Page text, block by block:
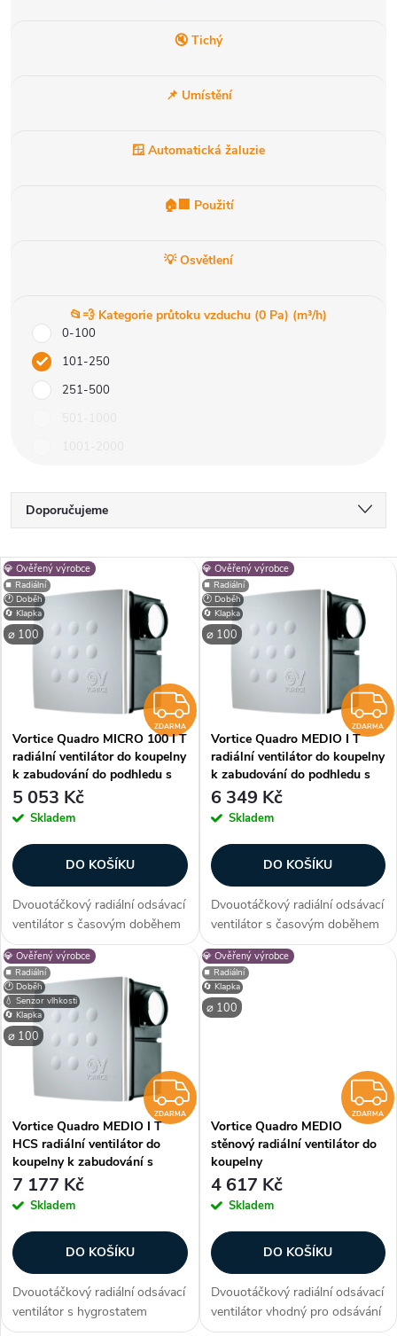
🔇 Tichý
📌 Umístění
🪟 Automatická žaluzie
🏠🏢 Použití
💡 Osvětlení
📂💨 Kategorie průtoku vzduchu (0 Pa) (m³/h)
0-100
101-250
251-500
Ř
a
z
e
í
p
r
o
d
u
k
t
Doporučujeme
Nejdražší
Nejprodávanější
Abecedně
V
ý
s
p
r
o
d
u
k
ů
🕐 Doběh
⌀ 100
💎 Ověřený výrobce
⏹️ Radiální
🔄 Klapka
ZDARMA
ZDARMA
Vortice Quadro MICRO 100 I T
radiální ventilátor do koupelny
k zabudování do podhledu s
doběhem
5 053 Kč
Skladem
DO KOŠÍKU
Dvouotáčkový radiální odsávací
ventilátor s časovým doběhem
3 až 20 minut na zabudování
do zdi nebo stropu (podhledu)
vhodný pro odsávání menších a
středních místností v bytech,...
🕐 Doběh
⌀ 100
💎 Ověřený výrobce
⏹️ Radiální
🔄 Klapka
ZDARMA
Vortice Quadro MEDIO I T
radiální ventilátor do koupelny
k zabudování do podhledu s
doběhem
6 349 Kč
Skladem
DO KOŠÍKU
Dvouotáčkový radiální odsávací
ventilátor s časovým doběhem
3 až 20 minut na zabudování
do zdi nebo stropu (podhledu)
vhodný pro odsávání středních
a velkých místností v bytech,...
🕐 Doběh
💧 Senzor vlhkosti
⌀ 100
💎 Ověřený výrobce
⏹️ Radiální
🔄 Klapka
ZDARMA
ZDARMA
Vortice Quadro MEDIO I T
HCS radiální ventilátor do
koupelny k zabudování s
hygrostatem
7 177 Kč
Skladem
DO KOŠÍKU
Dvouotáčkový radiální odsávací
ventilátor s hygrostatem
(čidlem vlhkosti) a časovým
⌀ 100
💎 Ověřený výrobce
⏹️ Radiální
🔄 Klapka
ZDARMA
Vortice Quadro MEDIO
stěnový radiální ventilátor do
koupelny
4 617 Kč
Skladem
DO KOŠÍKU
Dvouotáčkový radiální odsávací
ventilátor vhodný pro odsávání
středních a velkých místností v